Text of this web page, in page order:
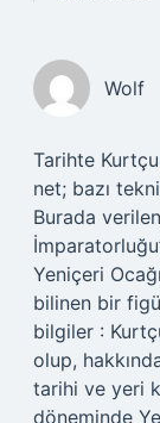
Wolf
Tarihte
net; bazı
Burada
Yeniçeri
bilinen bir
bilgiler :
olup,
tarihi ve yeri
döneminde